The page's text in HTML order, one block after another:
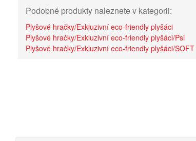
Podobné produkty naleznete v kategorii:
Plyšové hračky/Exkluzivní eco-friendly plyšáci
Plyšové hračky/Exkluzivní eco-friendly plyšáci/Psi
Plyšové hračky/Exkluzivní eco-friendly plyšáci/